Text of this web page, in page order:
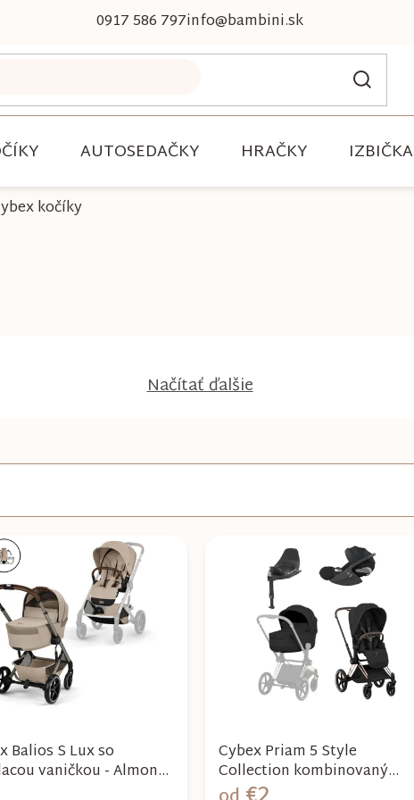
0917 586 797info@bambini.sk
AUTOSEDAČKY HRAČKY IZBIČKA
kočíky
Načítať ďalšie
Balios S Lux so
vaničkou - Almond
Cybex Priam 5 Style
Collection kombinovaný
kočík 4v1 - Sepia black 2026